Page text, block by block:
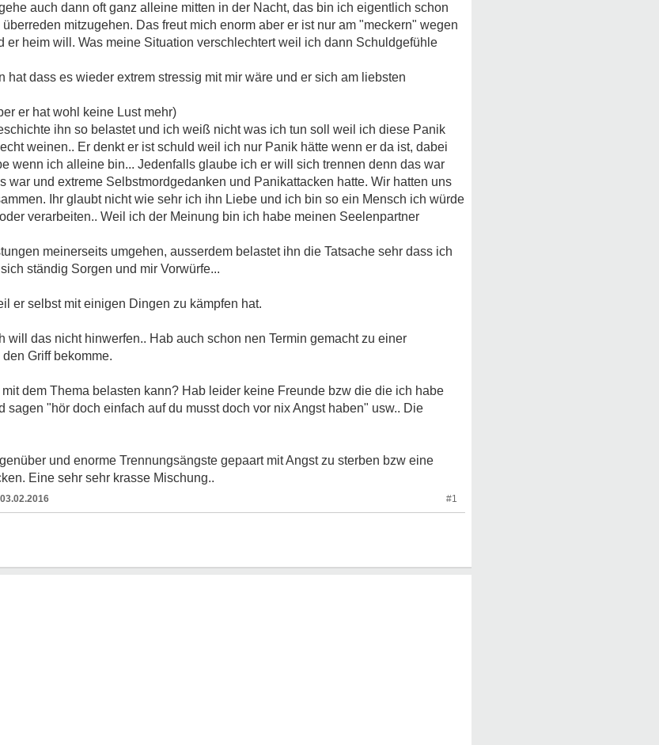
auch dann oft ganz alleine mitten in der Nacht, das bin ich eigentlich schon
mitzugehen. Das freut mich enorm aber er ist nur am "meckern" wegen
er heim will. Was meine Situation verschlechtert weil ich dann Schuldgefühle
hat dass es wieder extrem stressig mit mir wäre und er sich am liebsten
er hat wohl keine Lust mehr)
ihn so belastet und ich weiß nicht was ich tun soll weil ich diese Panik
weinen.. Er denkt er ist schuld weil ich nur Panik hätte wenn er da ist, dabei
wenn ich alleine bin... Jedenfalls glaube ich er will sich trennen denn das war
war und extreme Selbstmordgedanken und Panikattacken hatte. Wir hatten uns
Ihr glaubt nicht wie sehr ich ihn Liebe und ich bin so ein Mensch ich würde
verarbeiten.. Weil ich der Meinung bin ich habe meinen Seelenpartner
meinerseits umgehen, ausserdem belastet ihn die Tatsache sehr dass ich
ständig Sorgen und mir Vorwürfe...
er selbst mit einigen Dingen zu kämpfen hat.
will das nicht hinwerfen.. Hab auch schon nen Termin gemacht zu einer
Griff bekomme.
dem Thema belasten kann? Hab leider keine Freunde bzw die die ich habe
"hör doch einfach auf du musst doch vor nix Angst haben" usw.. Die
und enorme Trennungsängste gepaart mit Angst zu sterben bzw eine
Eine sehr sehr krasse Mischung..
03.02.2016 #1